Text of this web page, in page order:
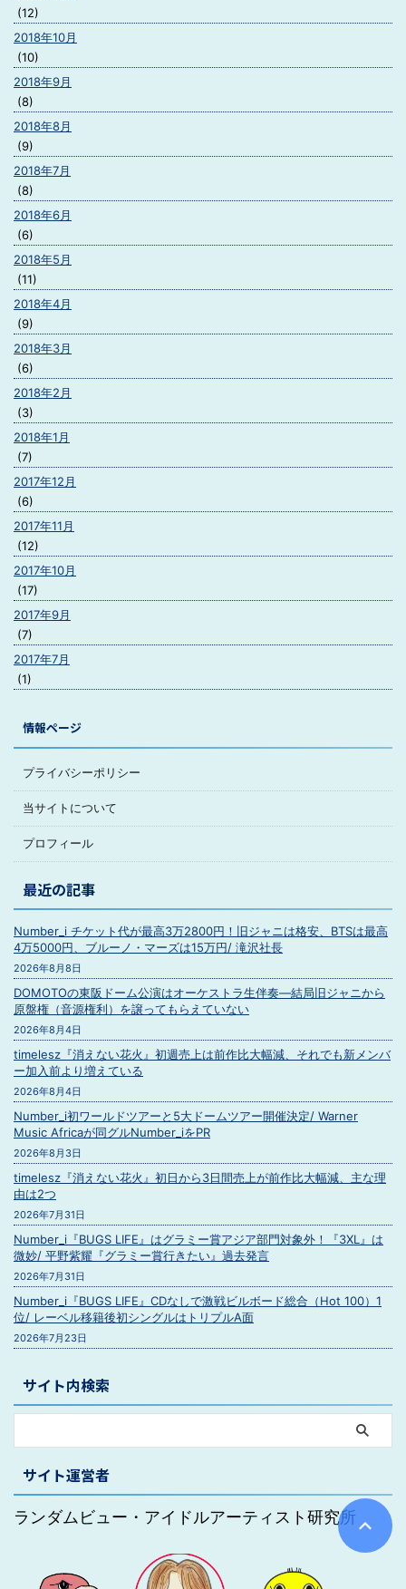
(12)
2018年10月
(10)
2018年9月
(8)
2018年8月
(9)
2018年7月
(8)
2018年6月
(6)
2018年5月
(11)
2018年4月
(9)
2018年3月
(6)
2018年2月
(3)
2018年1月
(7)
2017年12月
(6)
2017年11月
(12)
2017年10月
(17)
2017年9月
(7)
2017年7月
(1)
情報ページ
プライバシーポリシー
当サイトについて
プロフィール
最近の記事
Number_i チケット代が最高3万2800円！旧ジャニは格安、BTSは最高
4万5000円、ブルーノ・マーズは15万円/ 滝沢社長
2026年8月8日
DOMOTOの東阪ドーム公演はオーケストラ生伴奏―結局旧ジャニから
原盤権（音源権利）を譲ってもらえていない
2026年8月4日
timelesz『消えない花火』初週売上は前作比大幅減、それでも新メンバ
ー加入前より増えている
2026年8月4日
Number_i初ワールドツアーと5大ドームツアー開催決定/ Warner
Music Africaが同グルNumber_iをPR
2026年8月3日
timelesz『消えない花火』初日から3日間売上が前作比大幅減、主な理
由は2つ
2026年7月31日
Number_i『BUGS LIFE』はグラミー賞アジア部門対象外！『3XL』は
微妙/ 平野紫耀『グラミー賞行きたい』過去発言
2026年7月31日
Number_i『BUGS LIFE』CDなしで激戦ビルボード総合（Hot 100）1
位/ レーベル移籍後初シングルはトリプルA面
2026年7月23日
サイト内検索
サイト運営者
ランダムビュー・アイドルアーティスト研究所